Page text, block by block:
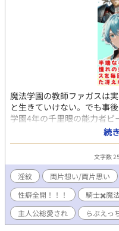
魔法学園の教師ファガスは
と生きていけない。でも事
学園4年の千里眼の能力者
を監視するハメに！ 戦友『
オドア校長』、国王『オー
人セックスを若輩ピート(
る物語。 らぶえっちもある
ず性癖を全部詰め込んだフ
続
文字数
淫紋 両片想い/両片思い
性癖全開！！！
騎士✖️魔
主人公総愛され
らぶえっ